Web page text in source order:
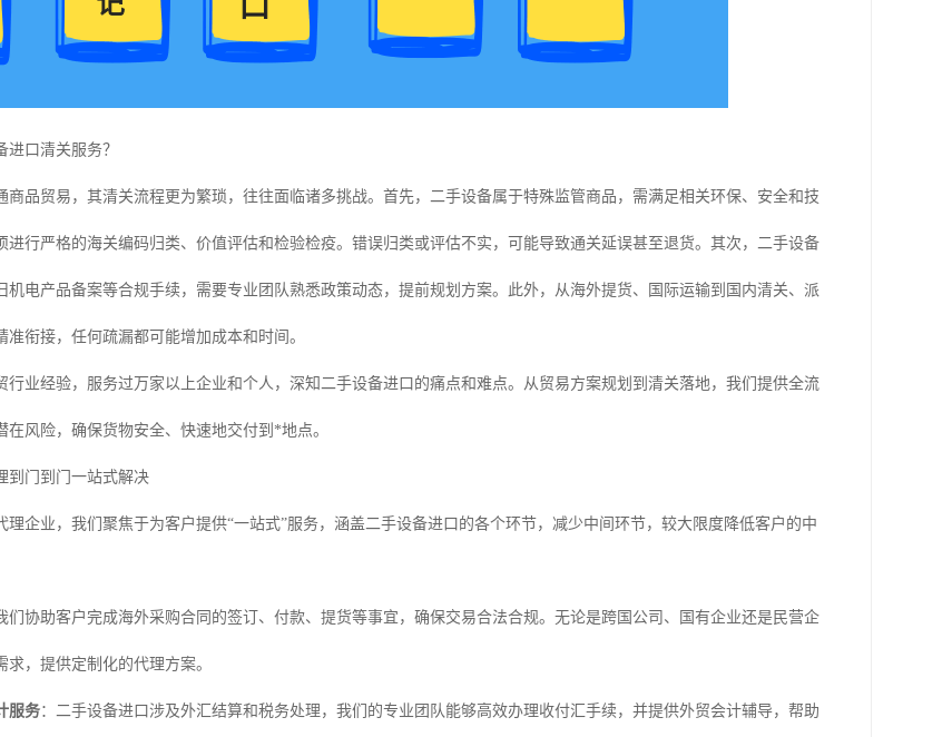
口清关服务？
商品贸易，其清关流程更为繁琐，往往面临诸多挑战。首先，二手设备属于特殊监管商品，需满足相关环保、安全和技
进行严格的海关编码归类、价值评估和检验检疫。错误归类或评估不实，可能导致通关延误甚至退货。其次，二手设备
机电产品备案等合规手续，需要专业团队熟悉政策动态，提前规划方案。此外，从海外提货、国际运输到国内清关、派
衔接，任何疏漏都可能增加成本和时间。
行业经验，服务过万家以上企业和个人，深知二手设备进口的痛点和难点。从贸易方案规划到清关落地，我们提供全流
在风险，确保货物安全、快速地交付到*地点。
到门到门一站式解决
理企业，我们聚焦于为客户提供“一站式”服务，涵盖二手设备进口的各个环节，减少中间环节，较大限度降低客户的中
们协助客户完成海外采购合同的签订、付款、提货等事宜，确保交易合法合规。无论是跨国公司、国有企业还是民营企
，提供定制化的代理方案。
服务：二手设备进口涉及外汇结算和税务处理，我们的专业团队能够高效办理收付汇手续，并提供外贸会计辅导，帮助